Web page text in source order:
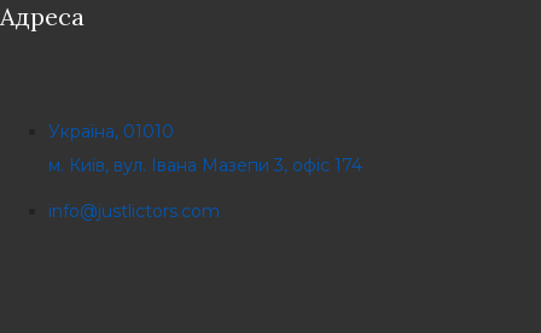
Адреса
Україна, 01010
м. Київ, вул. Івана Мазепи 3, офіс 174
info@justlictors.com